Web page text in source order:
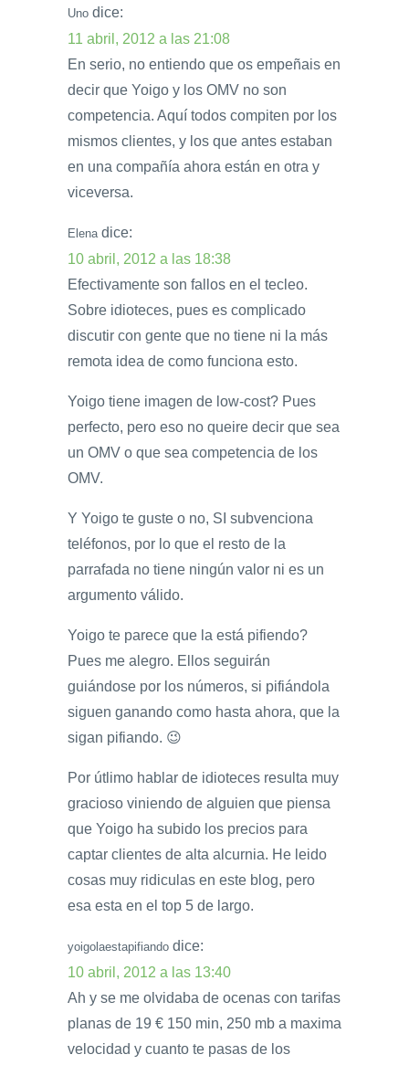
Uno dice:
11 abril, 2012 a las 21:08
En serio, no entiendo que os empeñais en
decir que Yoigo y los OMV no son
competencia. Aquí todos compiten por los
mismos clientes, y los que antes estaban
en una compañía ahora están en otra y
viceversa.
Elena dice:
10 abril, 2012 a las 18:38
Efectivamente son fallos en el tecleo.
Sobre idioteces, pues es complicado
discutir con gente que no tiene ni la más
remota idea de como funciona esto.
Yoigo tiene imagen de low-cost? Pues
perfecto, pero eso no queire decir que sea
un OMV o que sea competencia de los
OMV.
Y Yoigo te guste o no, SI subvenciona
teléfonos, por lo que el resto de la
parrafada no tiene ningún valor ni es un
argumento válido.
Yoigo te parece que la está pifiendo?
Pues me alegro. Ellos seguirán
guiándose por los números, si pifiándola
siguen ganando como hasta ahora, que la
sigan pifiando. 😉
Por útlimo hablar de idioteces resulta muy
gracioso viniendo de alguien que piensa
que Yoigo ha subido los precios para
captar clientes de alta alcurnia. He leido
cosas muy ridiculas en este blog, pero
esa esta en el top 5 de largo.
yoigolaestapifiando dice:
10 abril, 2012 a las 13:40
Ah y se me olvidaba de ocenas con tarifas
planas de 19 € 150 min, 250 mb a maxima
velocidad y cuanto te pasas de los